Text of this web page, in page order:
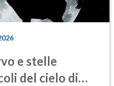
e stelle
del cielo di